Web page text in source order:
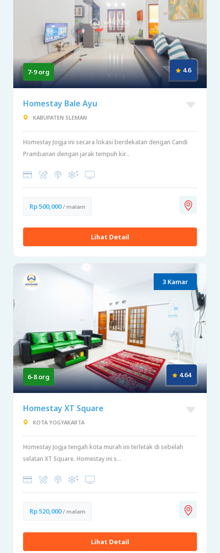
7-9 org 4.6
Homestay Bale Ayu
KABUPATEN SLEMAN
Homestay Jogja ini secara lokasi berdekatan dengan Candi
Prambanan dengan jarak tempuh kir...
Rp 500,000/ malam
Lihat Detail
3 Kamar
6-8 org 4.64
Homestay XT Square
KOTA YOGYAKARTA
Homestay Jogja tengah kota murah ini terletak di sebelah
selatan XT Square. Homestay ini s...
Rp 520,000/ malam
Lihat Detail